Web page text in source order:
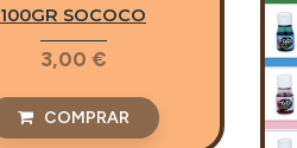
100GR SOCOCO
3,00 €
COMPRAR